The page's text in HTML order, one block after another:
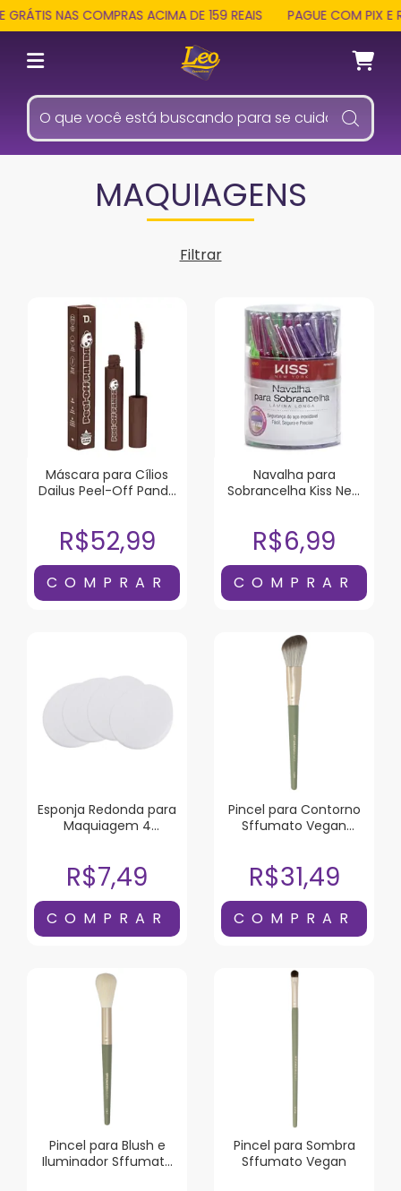
NAS COMPRAS ACIMA DE 159 REAIS PAGUE COM PIX E
MAQUIAGENS
Filtrar
Máscara para Cílios
Dailus Peel-Off Panda
R$52,99
Navalha para
Sobrancelha Kiss New
R$6,99
Esponja Redonda para
Maquiagem 4
R$7,49
Pincel para Contorno
Sffumato Vegan
R$31,49
Pincel para Blush e
Iluminador Sffumato
Pincel para Sombra
Sffumato Vegan